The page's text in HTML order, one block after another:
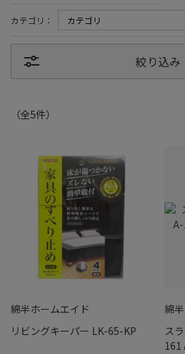
カテゴリ：
絞り込み
（全5件）
綿半ホームエイド
リビングキーパー LK-65-KP
綿
ス
161